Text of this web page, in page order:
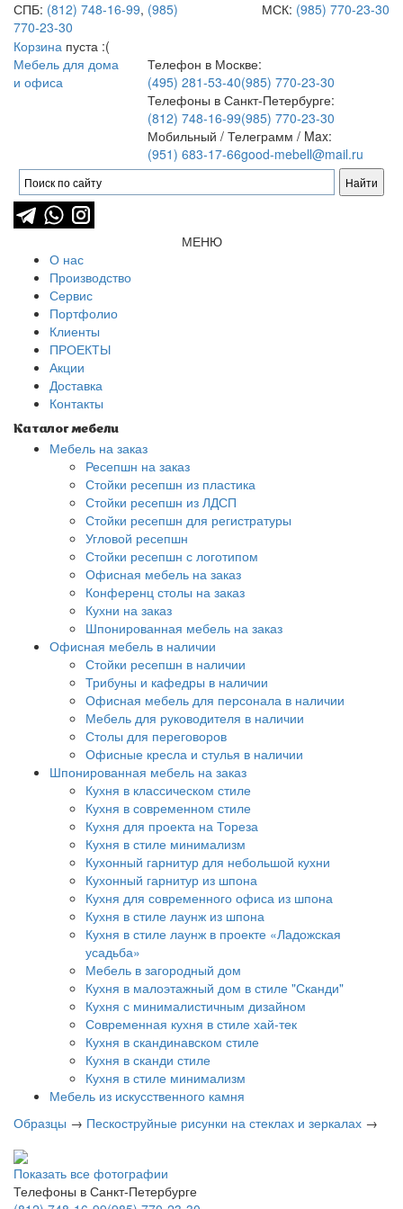
СПБ: (812) 748-16-99, (985)
770-23-30
МСК: (985) 770-23-30
Корзина пуста :(
Мебель для дома
и офиса
Телефон в Москве:
(495) 281-53-40(985) 770-23-30
Телефоны в Санкт-Петербурге:
(812) 748-16-99(985) 770-23-30
Мобильный / Телеграмм / Max:
(951) 683-17-66good-mebell@mail.ru
МЕНЮ
О нас
Производство
Сервис
Портфолио
Клиенты
ПРОЕКТЫ
Акции
Доставка
Контакты
Каталог мебели
Мебель на заказ
Ресепшн на заказ
Стойки ресепшн из пластика
Стойки ресепшн из ЛДСП
Стойки ресепшн для регистратуры
Угловой ресепшн
Стойки ресепшн с логотипом
Офисная мебель на заказ
Конференц столы на заказ
Кухни на заказ
Шпонированная мебель на заказ
Офисная мебель в наличии
Стойки ресепшн в наличии
Трибуны и кафедры в наличии
Офисная мебель для персонала в наличии
Мебель для руководителя в наличии
Столы для переговоров
Офисные кресла и стулья в наличии
Шпонированная мебель на заказ
Кухня в классическом стиле
Кухня в современном стиле
Кухня для проекта на Тореза
Кухня в стиле минимализм
Кухонный гарнитур для небольшой кухни
Кухонный гарнитур из шпона
Кухня для современного офиса из шпона
Кухня в стиле лаунж из шпона
Кухня в стиле лаунж в проекте «Ладожская
усадьба»
Мебель в загородный дом
Кухня в малоэтажный дом в стиле "Сканди"
Кухня с минималистичным дизайном
Современная кухня в стиле хай-тек
Кухня в скандинавском стиле
Кухня в сканди стиле
Кухня в стиле минимализм
Мебель из искусственного камня
Образцы → Пескоструйные рисунки на стеклах и зеркалах →
Показать все фотографии
Телефоны в Санкт-Петербурге